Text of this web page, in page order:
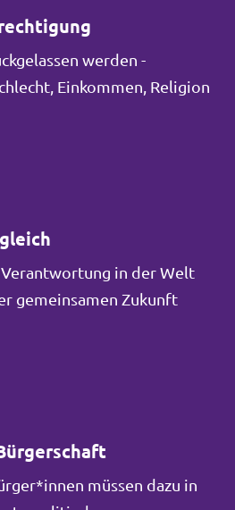
werden -
Einkommen, Religion
Verantwortung in der Welt
gemeinsamen Zukunft
müssen dazu in